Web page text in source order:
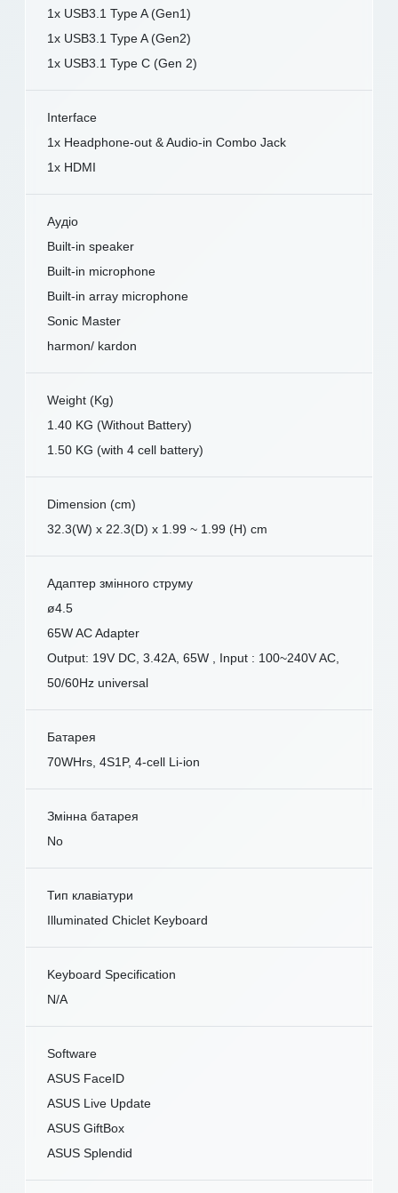
1x USB3.1 Type A (Gen1)
1x USB3.1 Type A (Gen2)
1x USB3.1 Type C (Gen 2)
Interface
1x Headphone-out & Audio-in Combo Jack
1x HDMI
Аудіо
Built-in speaker
Built-in microphone
Built-in array microphone
Sonic Master
harmon/ kardon
Weight (Kg)
1.40 KG (Without Battery)
1.50 KG (with 4 cell battery)
Dimension (cm)
32.3(W) x 22.3(D) x 1.99 ~ 1.99 (H) cm
Адаптер змінного струму
ø4.5
65W AC Adapter
Output: 19V DC, 3.42A, 65W , Input : 100~240V AC,
50/60Hz universal
Батарея
70WHrs, 4S1P, 4-cell Li-ion
Змінна батарея
No
Тип клавіатури
Illuminated Chiclet Keyboard
Keyboard Specification
N/A
Software
ASUS FaceID
ASUS Live Update
ASUS GiftBox
ASUS Splendid